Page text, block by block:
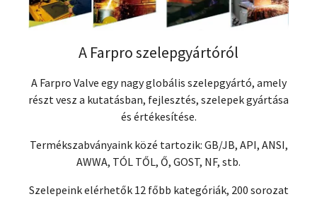
A Farpro szelepgyártóról
A Farpro Valve egy nagy globális szelepgyártó, amely
részt vesz a kutatásban, fejlesztés, szelepek gyártása
és értékesítése.
Termékszabványaink közé tartozik: GB/JB, API, ANSI,
AWWA, TÓL TŐL, Ő, GOST, NF, stb.
Szelepeink elérhetők 12 főbb kategóriák, 200 sorozat